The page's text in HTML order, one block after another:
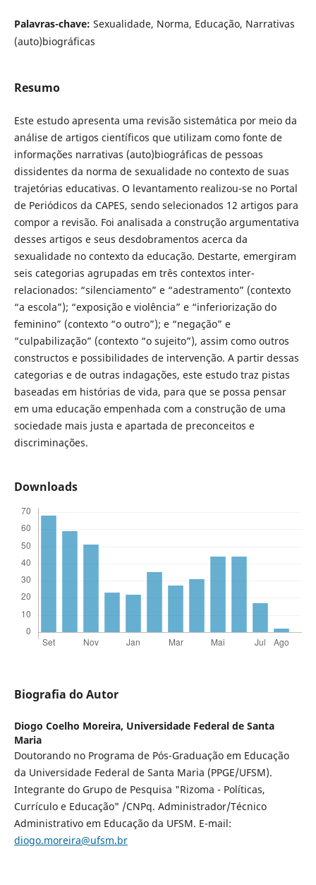
Palavras-chave: Sexualidade, Norma, Educação, Narrativas
(auto)biográficas
Resumo
Este estudo apresenta uma revisão sistemática por meio da
análise de artigos científicos que utilizam como fonte de
informações narrativas (auto)biográficas de pessoas
dissidentes da norma de sexualidade no contexto de suas
trajetórias educativas. O levantamento realizou-se no Portal
de Periódicos da CAPES, sendo selecionados 12 artigos para
compor a revisão. Foi analisada a construção argumentativa
desses artigos e seus desdobramentos acerca da
sexualidade no contexto da educação. Destarte, emergiram
seis categorias agrupadas em três contextos inter-
relacionados: “silenciamento” e “adestramento” (contexto
“a escola”); “exposição e violência” e “inferiorização do
feminino” (contexto “o outro”); e “negação” e
“culpabilização” (contexto “o sujeito”), assim como outros
constructos e possibilidades de intervenção. A partir dessas
categorias e de outras indagações, este estudo traz pistas
baseadas em histórias de vida, para que se possa pensar
em uma educação empenhada com a construção de uma
sociedade mais justa e apartada de preconceitos e
discriminações.
Downloads
Biografia do Autor
Diogo Coelho Moreira, Universidade Federal de Santa
Maria
Doutorando no Programa de Pós-Graduação em Educação
da Universidade Federal de Santa Maria (PPGE/UFSM).
Integrante do Grupo de Pesquisa "Rizoma - Políticas,
Currículo e Educação" /CNPq. Administrador/Técnico
Administrativo em Educação da UFSM. E-mail:
diogo.moreira@ufsm.br